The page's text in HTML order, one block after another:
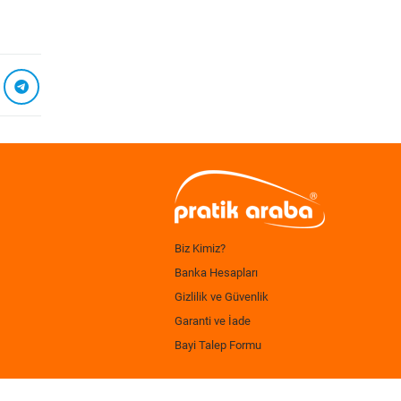
Biz Kimiz?
Banka Hesapları
Gizlilik ve Güvenlik
Garanti ve İade
Bayi Talep Formu